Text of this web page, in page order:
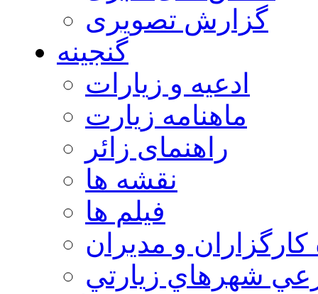
گزارش تصویری
گنجینه
ادعیه و زیارات
ماهنامه زیارت
راهنمای زائر
نقشه ها
فیلم ها
كارگزاران و مديران
شهرهاي زيارتي